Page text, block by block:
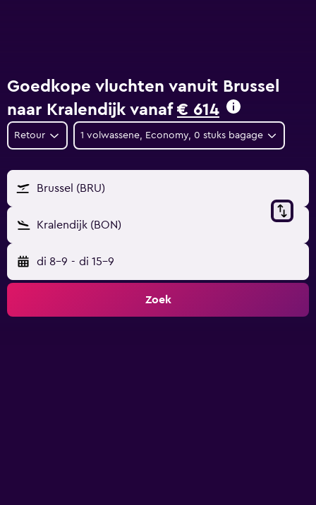
Goedkope vluchten vanuit Brussel
naar Kralendijk vanaf € 614
Retour 1 volwassene, Economy, 0 stuks bagage
Brussel (BRU)
Kralendijk (BON)
di 8-9 - di 15-9
Zoek